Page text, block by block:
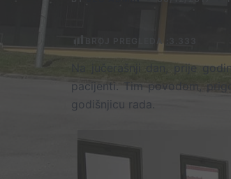
Na jučerašnji dan, prije
pacijenti. Tim povodom,
godišnjicu rada.